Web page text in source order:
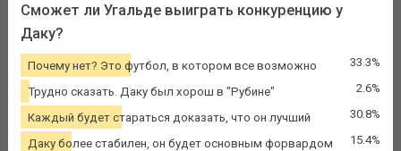
Сможет ли Угальде выиграть конкуренцию у
Даку?
Почему нет? Это футбол, в котором все возможно 33.3%
Трудно сказать. Даку был хорош в "Рубине" 2.6%
Каждый будет стараться доказать, что он лучший 30.8%
Даку более стабилен, он будет основным форвардом 15.4%